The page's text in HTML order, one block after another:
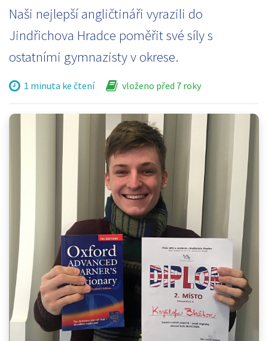
Naši nejlepší angličtináři vyrazili do
Jindřichova Hradce poměřit své síly s
ostatními gymnazisty v okrese.
1 minuta ke čtení vloženo před 7 roky